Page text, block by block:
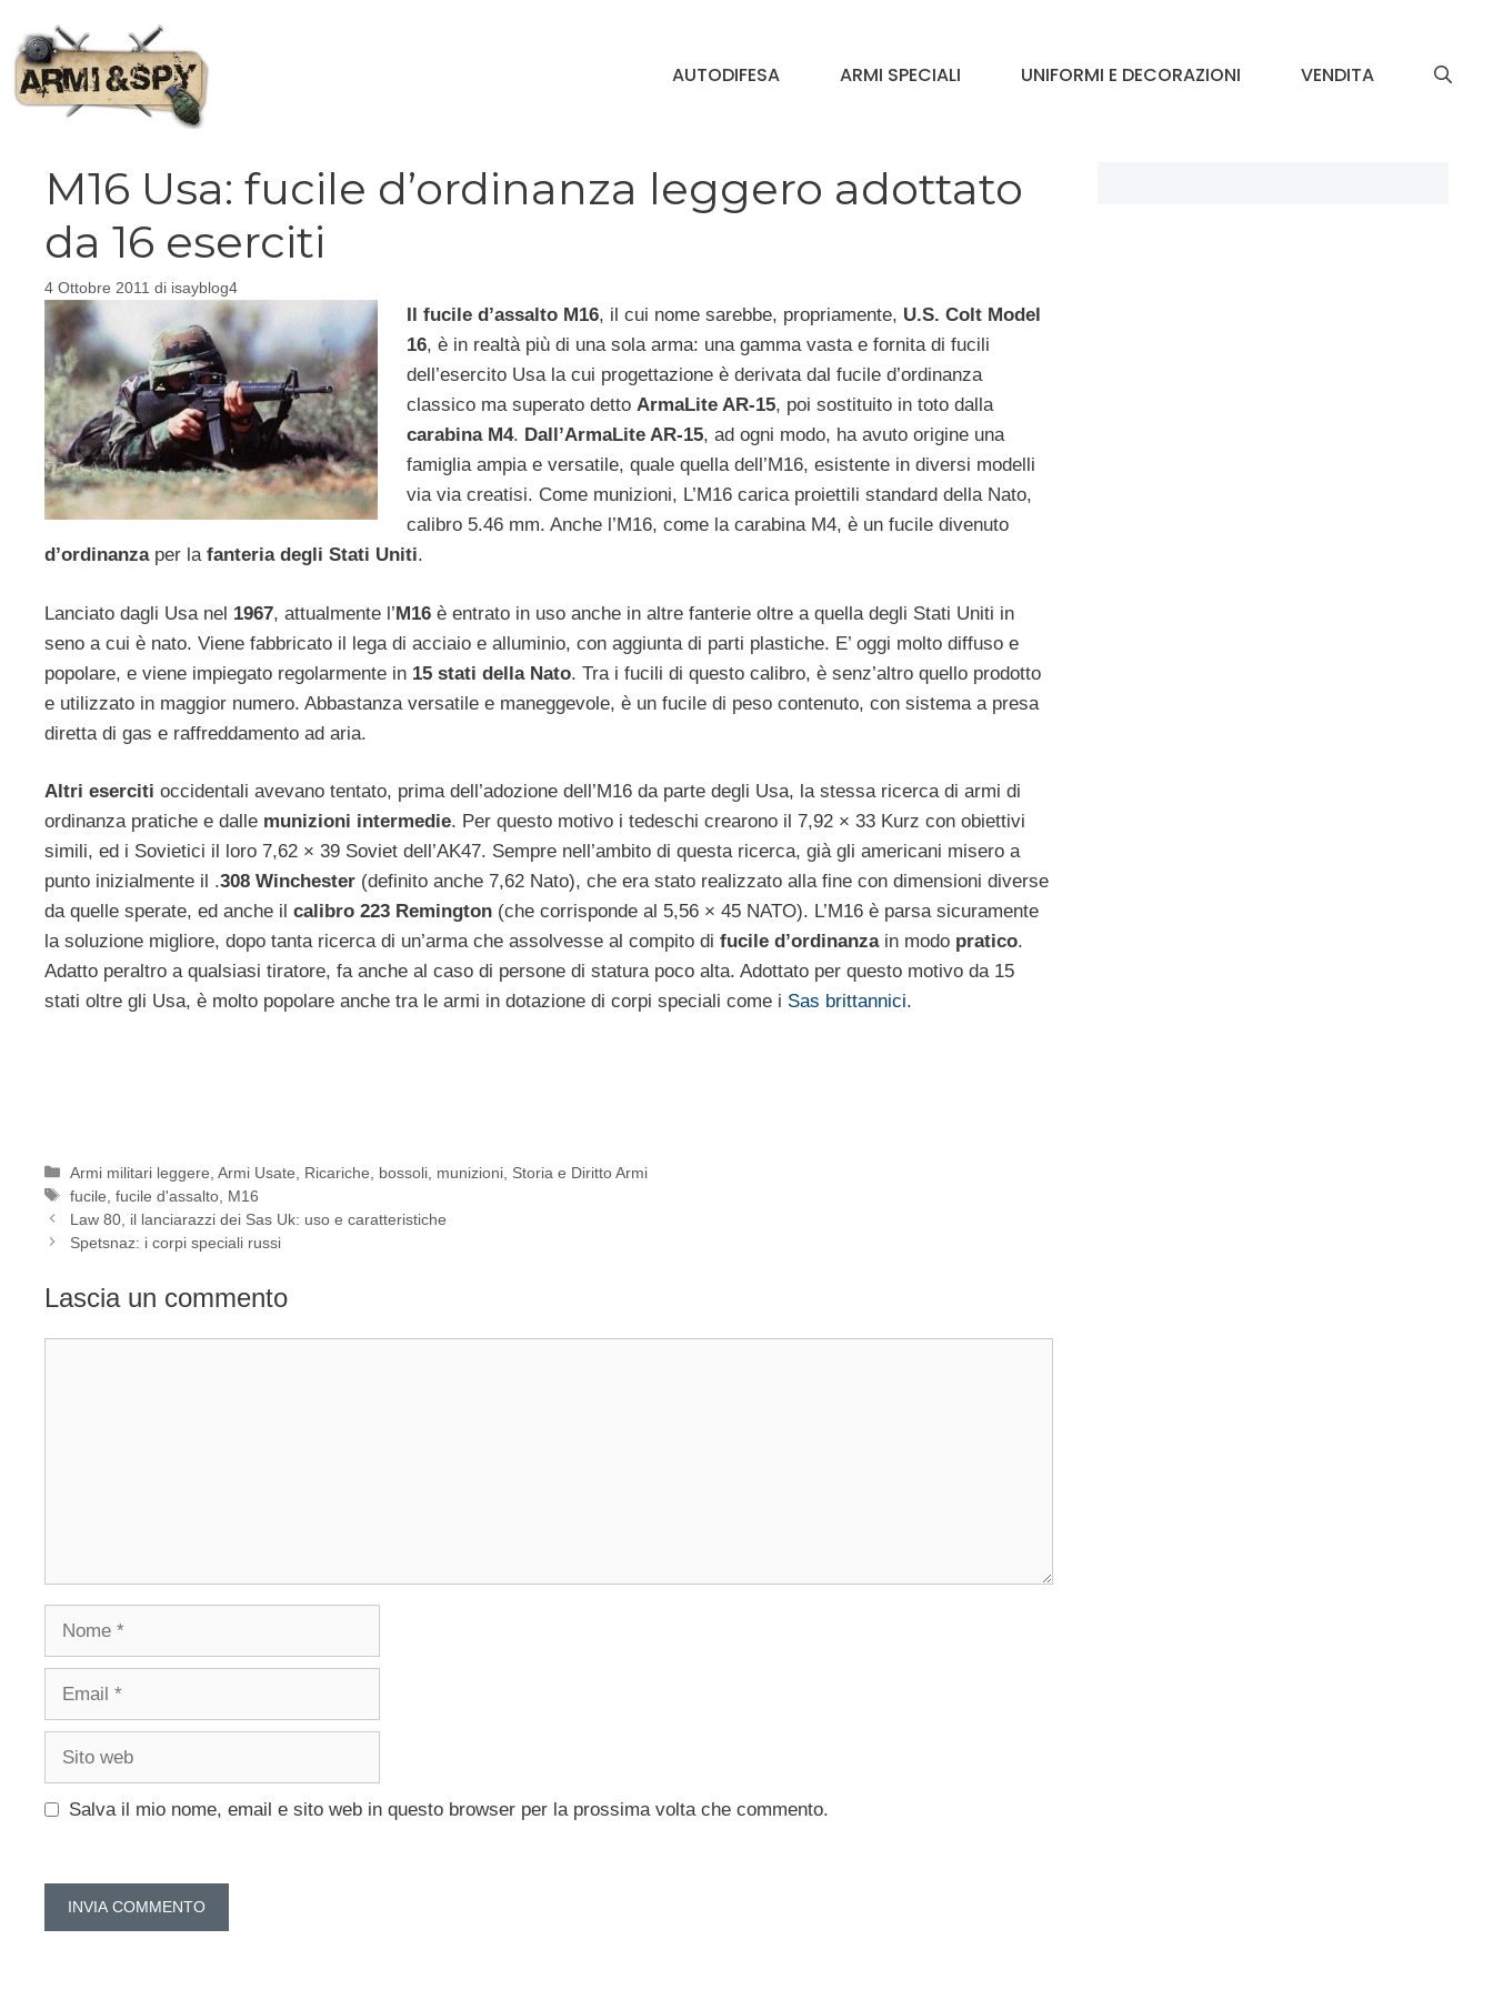
contenuto
AUTODIFESA ARMI SPECIALI UNIFORMI E DECORAZIONI VENDITA
M16 Usa: fucile d’ordinanza leggero adottato
da 16 eserciti
4 Ottobre 2011 di isayblog4
Il fucile d’assalto M16, il cui nome sarebbe, propriamente, U.S. Colt Model
16, è in realtà più di una sola arma: una gamma vasta e fornita di fucili
dell’esercito Usa la cui progettazione è derivata dal fucile d’ordinanza
classico ma superato detto ArmaLite AR-15, poi sostituito in toto dalla
carabina M4. Dall’ArmaLite AR-15, ad ogni modo, ha avuto origine una
famiglia ampia e versatile, quale quella dell’M16, esistente in diversi modelli
via via creatisi. Come munizioni, L’M16 carica proiettili standard della Nato,
calibro 5.46 mm. Anche l’M16, come la carabina M4, è un fucile divenuto
d’ordinanzaper la fanteria degli Stati Uniti.
Lanciato dagli Usa nel 1967, attualmente l’M16 è entrato in uso anche in altre fanterie oltre a quella degli Stati Uniti in
seno a cui è nato. Viene fabbricato il lega di acciaio e alluminio, con aggiunta di parti plastiche. E’ oggi molto diffuso e
popolare, e viene impiegato regolarmente in 15 stati della Nato. Tra i fucili di questo calibro, è senz’altro quello prodotto
e utilizzato in maggior numero. Abbastanza versatile e maneggevole, è un fucile di peso contenuto, con sistema a presa
diretta di gas e raffreddamento ad aria.
Altri eserciti occidentali avevano tentato, prima dell’adozione dell’M16 da parte degli Usa, la stessa ricerca di armi di
ordinanza pratiche e dalle munizioni intermedie. Per questo motivo i tedeschi crearono il 7,92 × 33 Kurz con obiettivi
simili, ed i Sovietici il loro 7,62 × 39 Soviet dell’AK47. Sempre nell’ambito di questa ricerca, già gli americani misero a
punto inizialmente il .308 Winchester (definito anche 7,62 Nato), che era stato realizzato alla fine con dimensioni diverse
da quelle sperate, ed anche il calibro 223 Remington (che corrisponde al 5,56 × 45 NATO). L’M16 è parsa sicuramente
la soluzione migliore, dopo tanta ricerca di un’arma che assolvesse al compito di fucile d’ordinanzain modo pratico.
Adatto peraltro a qualsiasi tiratore, fa anche al caso di persone di statura poco alta. Adottato per questo motivo da 15
stati oltre gli Usa, è molto popolare anche tra le armi in dotazione di corpi speciali come i Sas brittannici.
Categorie
Armi militari leggere ,Armi Usate Ricariche, bossoli, munizioni Storia e Diritto Armi
Tag
fucile ,fucile d'assalto M16
Law 80, il lanciarazzi dei Sas Uk: uso e caratteristiche
Spetsnaz: i corpi speciali russi
Lascia un commento
Nome
Email
Sito
Salva il mio nome, email e sito web in questo browser per la prossima volta che commento.